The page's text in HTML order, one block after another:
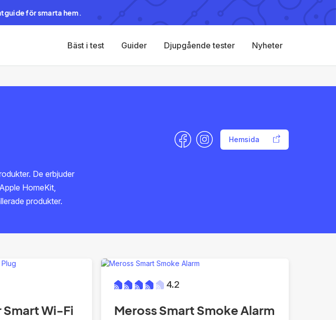
för smarta hem.
Bäst i test Guider Djupgående tester Nyheter
Hemsida
De erbjuder
HomeKit,
produkter.
Smart Wi-Fi
4.2
Meross Smart Smoke Alarm